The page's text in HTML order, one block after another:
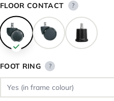
FLOOR CONTACT ?
FOOT RING ?